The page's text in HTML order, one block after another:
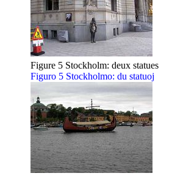
Figure 5 Stockholm: deux statues
Figuro 5 Stockholmo: du statuoj